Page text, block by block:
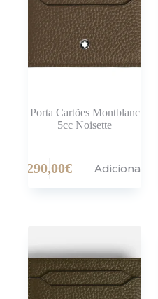
Porta Cartões Montblanc
5cc Noisette
290,00€ Adicionar